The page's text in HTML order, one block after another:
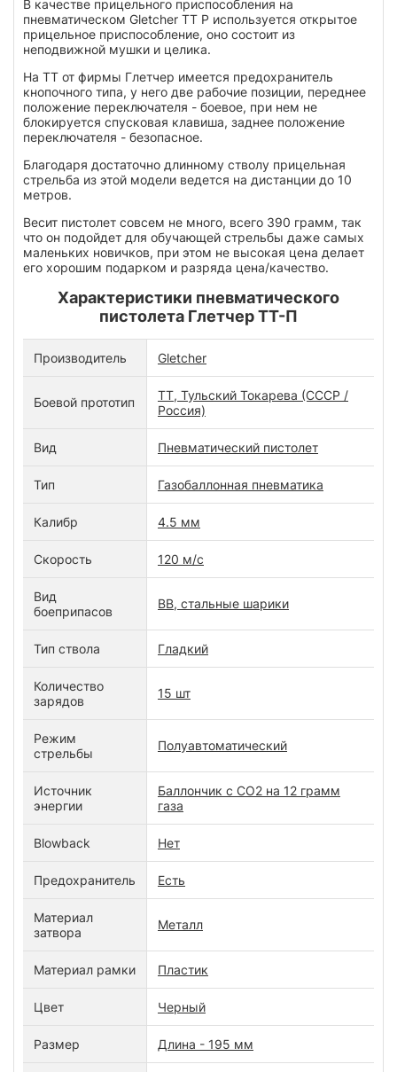
В качестве прицельного приспособления на
пневматическом Gletcher TT P используется открытое
прицельное приспособление, оно состоит из
неподвижной мушки и целика.
На ТТ от фирмы Глетчер имеется предохранитель
кнопочного типа, у него две рабочие позиции, переднее
положение переключателя - боевое, при нем не
блокируется спусковая клавиша, заднее положение
переключателя - безопасное.
Благодаря достаточно длинному стволу прицельная
стрельба из этой модели ведется на дистанции до 10
метров.
Весит пистолет совсем не много, всего 390 грамм, так
что он подойдет для обучающей стрельбы даже самых
маленьких новичков, при этом не высокая цена делает
его хорошим подарком и разряда цена/качество.
Характеристики пневматического
пистолета Глетчер ТТ-П
Производитель Gletcher
Боевой прототип
ТТ, Тульский Токарева (СССР /
Россия)
Вид Пневматический пистолет
Тип Газобаллонная пневматика
Калибр 4.5 мм
Скорость 120 м/с
Вид
боеприпасов
ВВ, стальные шарики
Тип ствола Гладкий
Количество
зарядов
15 шт
Режим
стрельбы
Полуавтоматический
Источник
энергии
Баллончик с СО2 на 12 грамм
газа
Blowback Нет
Предохранитель Есть
Материал
затвора
Металл
Материал рамки Пластик
Цвет Черный
Размер Длина - 195 мм